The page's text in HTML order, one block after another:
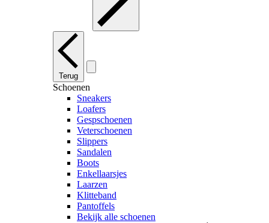
Terug
Schoenen
Sneakers
Loafers
Gespschoenen
Veterschoenen
Slippers
Sandalen
Boots
Enkellaarsjes
Laarzen
Klitteband
Pantoffels
Bekijk alle schoenen